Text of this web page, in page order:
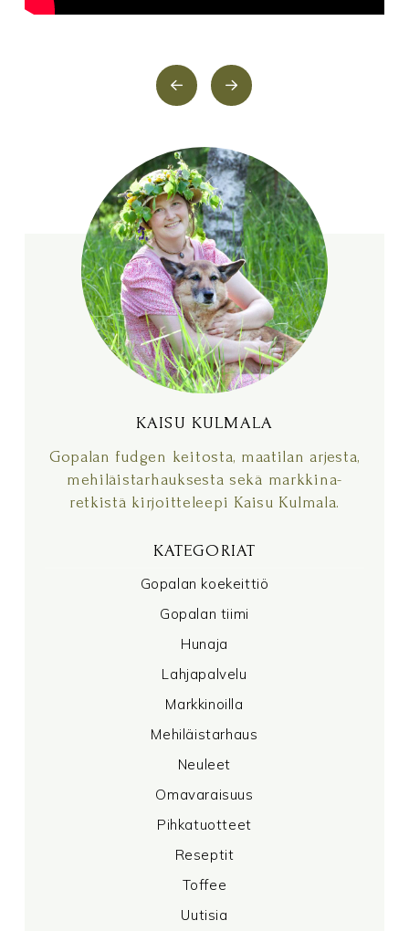
PrevToffeeToffee
KAISU KULMALA
KAISU KULMALA
Gopalan fudgen keitosta, maatilan arjesta,
mehiläistarhauksesta sekä markkina-
retkistä kirjoitteleepi Kaisu Kulmala.
KATEGORIAT
Gopalan koekeittiö
Gopalan tiimi
Hunaja
Lahjapalvelu
Markkinoilla
Mehiläistarhaus
Neuleet
Omavaraisuus
Pihkatuotteet
Reseptit
Toffee
Uutisia